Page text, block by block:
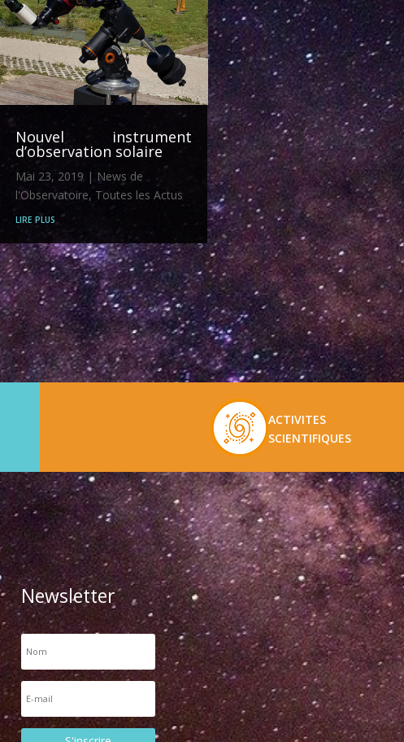
Nouvel instrument
d’observation solaire
Mai 23, 2019 | News de
l'Observatoire, Toutes les Actus
lire plus
ACTIVITES
SCIENTIFIQUES
Newsletter